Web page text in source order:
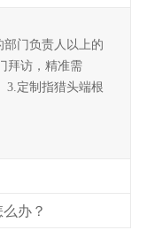
部门负责人以上的
拜访，精准需
3.定制指猎头端根
的人才，进行评
级别往成长型企
办？